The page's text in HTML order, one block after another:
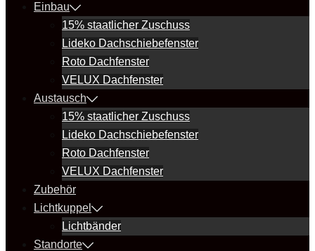
Einbau
15% staatlicher Zuschuss
Lideko Dachschiebefenster
Roto Dachfenster
VELUX Dachfenster
Austausch
15% staatlicher Zuschuss
Lideko Dachschiebefenster
Roto Dachfenster
VELUX Dachfenster
Zubehör
Lichtkuppel
Lichtbänder
Standorte